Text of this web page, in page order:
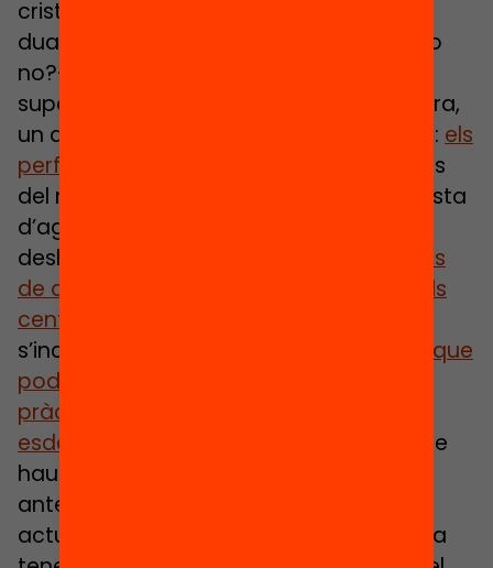
cristal·litzat en un debat estrictament
dualista, no només per la pregunta -Sí o
no?- sinó també per les evidències de
suport -Funciona o No funciona?-. Alhora,
un debat que a Espanya està polaritzat: els
perfils docents són més favorables
a l’ús
del mòbil a l’aula en comparació a la resta
d’agents o mitjans de comunicació. El
desbloqueig es planteja des d’un
procés
de debat
mòbil als
centres educatius
s’inclouran agents educatius i familiars que
poden aterrar les reflexions de manera
pràctica i realista
esdevenir necessari
a tots els nivells, que
haurà d’incloure les mirades descrites
anteriorment, així com resoldre com
actuar amb els centres educatius que ja